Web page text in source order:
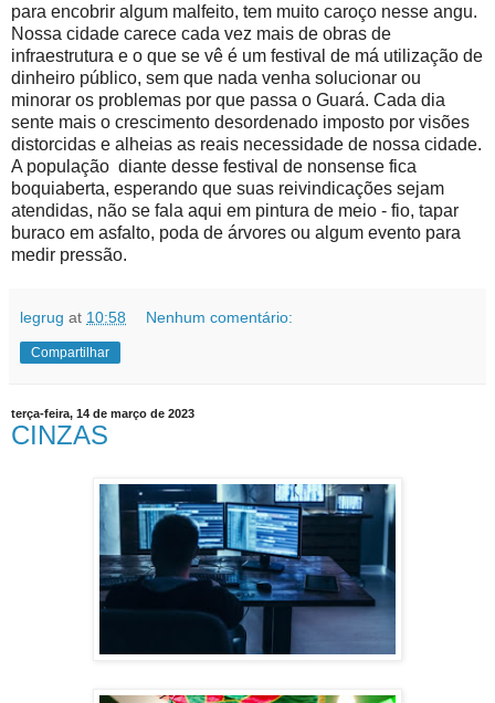
para encobrir algum malfeito, tem muito caroço nesse angu.
Nossa cidade carece cada vez mais de obras de
infraestrutura e o que se vê é um festival de má utilização de
dinheiro público, sem que nada venha solucionar ou
minorar os problemas por que passa o Guará. Cada dia
sente mais o crescimento desordenado imposto por visões
distorcidas e alheias as reais necessidade de nossa cidade.
A população diante desse festival de nonsense fica
boquiaberta, esperando que suas reivindicações sejam
atendidas, não se fala aqui em pintura de meio - fio, tapar
buraco em asfalto, poda de árvores ou algum evento para
medir pressão.
legrug at 10:58 Nenhum comentário:
Compartilhar
terça-feira, 14 de março de 2023
CINZAS